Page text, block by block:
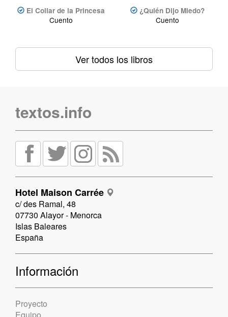
El Collar de la Princesa
Cuento
¿Quién Dijo Miedo?
Cuento
Ver todos los libros
textos.info
Hotel Maison Carrée
c/ des Ramal, 48
07730 Alayor - Menorca
Islas Baleares
España
Información
Proyecto
Equipo